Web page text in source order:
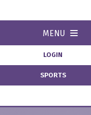
MENU
LOGIN
SPORTS